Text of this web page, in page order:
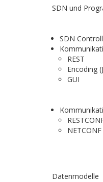
SDN und
SDN
REST
Encoding
GUI
NETCONF
Datenmodelle